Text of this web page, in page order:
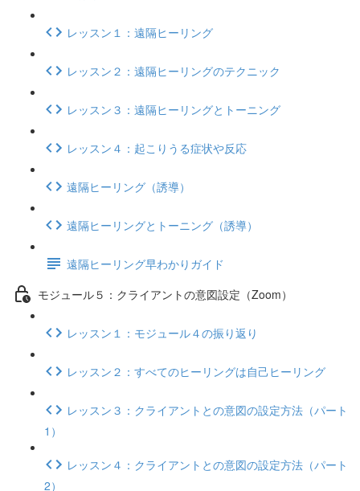
レッスン１：遠隔ヒーリング
レッスン２：遠隔ヒーリングのテクニック
レッスン３：遠隔ヒーリングとトーニング
レッスン４：起こりうる症状や反応
遠隔ヒーリング（誘導）
遠隔ヒーリングとトーニング（誘導）
遠隔ヒーリング早わかりガイド
モジュール５：クライアントの意図設定（Zoom）
レッスン１：モジュール４の振り返り
レッスン２：すべてのヒーリングは自己ヒーリング
レッスン３：クライアントとの意図の設定方法（パート
1）
レッスン４：クライアントとの意図の設定方法（パート
2）